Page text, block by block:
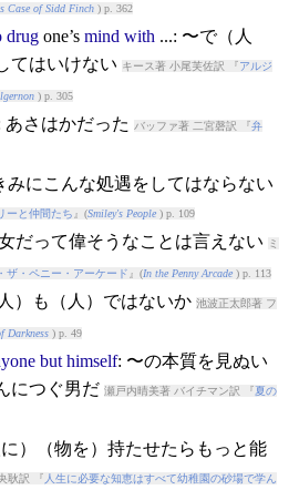
Case of Sidd Finch) p. 362
drugone’s mind with ...: 〜で（人
てはいけない キース著 小尾芙佐訳 『アルジ
) p. 305
あさはかだった バッファ著 二宮磬訳 『弁
みにこんな処遇をしてはならない
ーと仲間たち 』(Smiley's People) p. 109
だって偉そうなことは言えない ミ
ザ・ペニー・アーケード 』(In the Penny Arcade) p. 113
）も（人）ではないか 池波正太郎著 フ
Darkness) p. 49
but himself: 〜の本質を見ぬい
につぐ男だ 瀬戸内晴美著 バイチマン訳 『夏の
に）（物を）持たせたらもっと能
耿訳 『 人生に必要な知恵はすべて幼稚園の砂場で学ん